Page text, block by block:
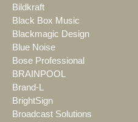
Bildkraft
Black Box Music
Blackmagic Design
Blue Noise
Bose Professional
BRAINPOOL
Brand-L
BrightSign
Broadcast Solutions